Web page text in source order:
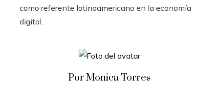
como referente latinoamericano en la economía
digital.
Por Monica Torres